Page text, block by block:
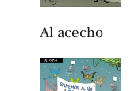
Al acecho